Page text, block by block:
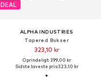
DEAL
ALPHA INDUSTRIES
Tapered Bukser
323,10 kr
Oprindeligt: 399,00 kr
Sidste laveste pris:323,10 kr